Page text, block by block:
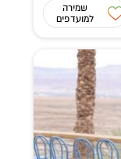
שמירה
למועדפים